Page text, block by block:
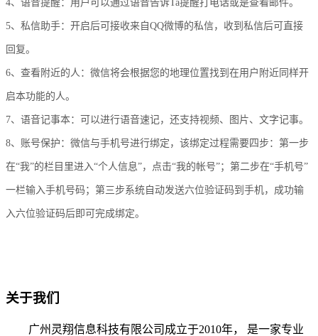
4、语音提醒：用户可以通过语音告诉Ta提醒打电话或是查看邮件。
5、私信助手：开启后可接收来自QQ微博的私信，收到私信后可直接
回复。
6、查看附近的人：微信将会根据您的地理位置找到在用户附近同样开
启本功能的人。
7、语音记事本：可以进行语音速记，还支持视频、图片、文字记事。
8、账号保护：微信与手机号进行绑定，该绑定过程需要四步：第一步
在“我”的栏目里进入“个人信息”，点击“我的帐号”；第二步在“手机号”
一栏输入手机号码；第三步系统自动发送六位验证码到手机，成功输
入六位验证码后即可完成绑定。
关于我们
广州灵翔信息科技有限公司成立于2010年， 是一家专业